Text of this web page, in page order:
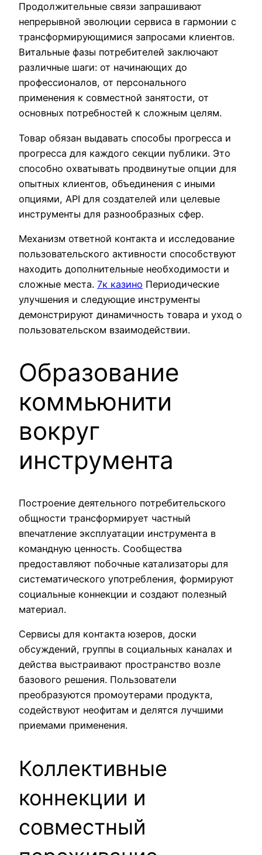
Продолжительные связи запрашивают
непрерывной эволюции сервиса в гармонии с
трансформирующимися запросами клиентов.
Витальные фазы потребителей заключают
различные шаги: от начинающих до
профессионалов, от персонального
применения к совместной занятости, от
основных потребностей к сложным целям.
Товар обязан выдавать способы прогресса и
прогресса для каждого секции публики. Это
способно охватывать продвинутые опции для
опытных клиентов, объединения с иными
опциями, API для создателей или целевые
инструменты для разнообразных сфер.
Механизм ответной контакта и исследование
пользовательского активности способствуют
находить дополнительные необходимости и
сложные места. 7к казино Периодические
улучшения и следующие инструменты
демонстрируют динамичность товара и уход о
пользовательском взаимодействии.
Образование
коммьюнити
вокруг
инструмента
Построение деятельного потребительского
общности трансформирует частный
впечатление эксплуатации инструмента в
командную ценность. Сообщества
предоставляют побочные катализаторы для
систематического употребления, формируют
социальные коннекции и создают полезный
материал.
Сервисы для контакта юзеров, доски
обсуждений, группы в социальных каналах и
действа выстраивают пространство возле
базового решения. Пользователи
преобразуются промоутерами продукта,
содействуют неофитам и делятся лучшими
приемами применения.
Коллективные
коннекции и
совместный